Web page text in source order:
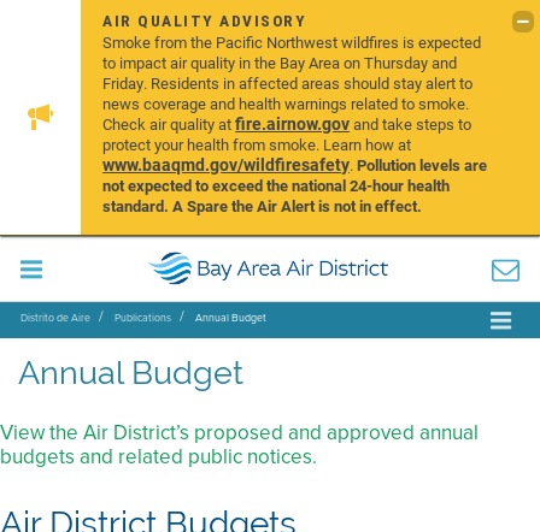
AIR QUALITY ADVISORY
Smoke from the Pacific Northwest wildfires is expected
to impact air quality in the Bay Area on Thursday and
Friday. Residents in affected areas should stay alert to
news coverage and health warnings related to smoke.
Check air quality atfire.airnow.govand take steps to
protect your health from smoke. Learn how at
www.baaqmd.gov/wildfiresafety.Pollution levels are
not expected to exceed the national 24-hour health
standard. A Spare the Air Alert is not in effect.
Distrito de Aire Publications Annual Budget
Annual Budget
View the Air District’s proposed and approved annual
budgets and related public notices.
Air District Budgets